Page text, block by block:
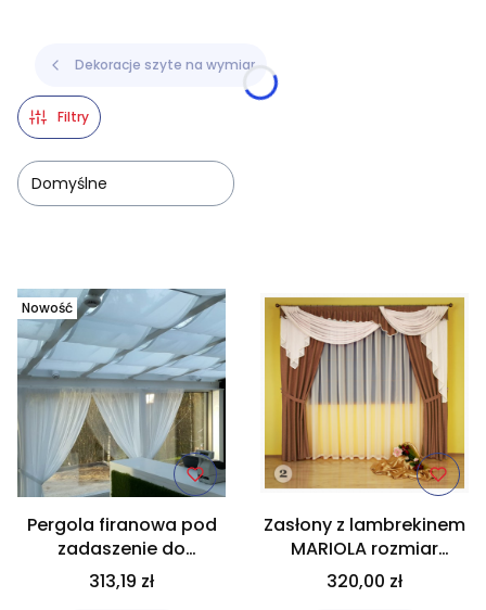
Dekoracje szyte na wymiar
Filtry
Domyślne
Nowość
Pergola firanowa pod
zadaszenie do
restauracji szer. 70x430
cm
313,19 zł
Zasłony z lambrekinem
MARIOLA rozmiar
250x280 cm
320,00 zł